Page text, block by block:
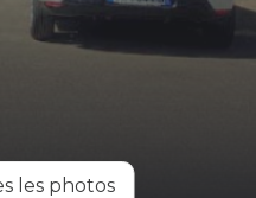
les photos